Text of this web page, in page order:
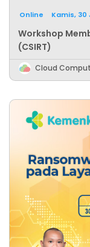
Online Kamis, 30
Workshop
(CSIRT)
Cloud